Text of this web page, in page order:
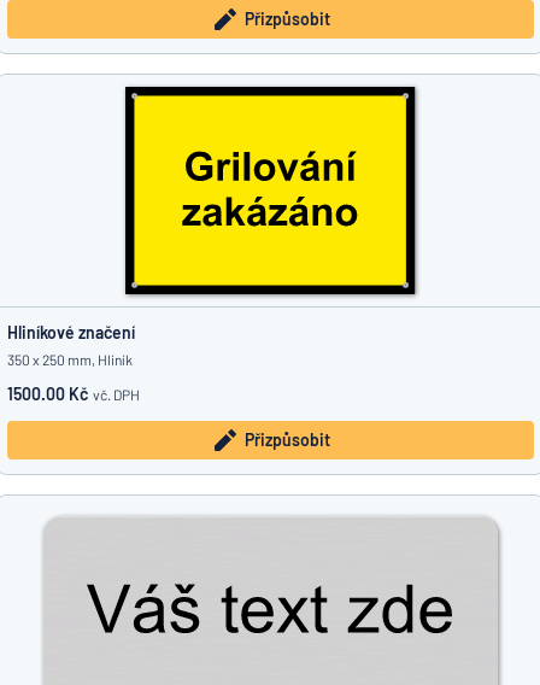
Přizpůsobit
Hliníkové značení
350 x 250 mm, Hliník
1500.00 Kč vč. DPH
Přizpůsobit